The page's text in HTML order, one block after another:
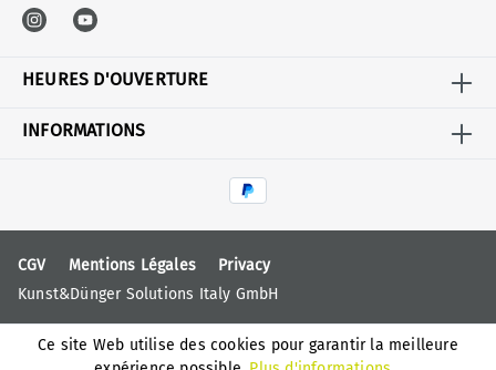
HEURES D'OUVERTURE
INFORMATIONS
CGV Mentions Légales
Privacy
Kunst&Dünger Solutions Italy GmbH
Ce site Web utilise des cookies pour garantir la meilleure